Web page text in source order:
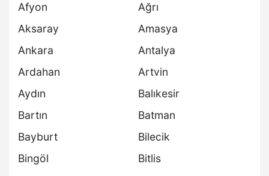
Afyon
Ağrı
Aksaray
Amasya
Ankara
Antalya
Ardahan
Artvin
Aydın
Balıkesir
Bartın
Batman
Bayburt
Bilecik
Bingöl
Bitlis